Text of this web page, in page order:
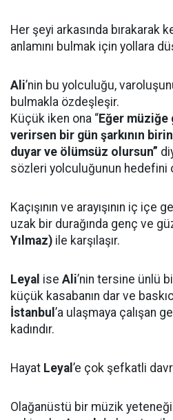
Her şeyi arkasında bırakarak
anlamını bulmak için yollara
Ali’nin bu yolculuğu,
bulmakla özdeşleşir.
Küçük iken ona “Eğer
verirsen bir gün şarkının
duyar ve ölümsüz olursun”
sözleri yolculuğunun hedefini
Kaçışının ve arayışının iç
uzak bir durağında genç ve
Yılmaz) ile karşılaşır.
Leyal ise Ali’nin tersine ünlü
küçük kasabanın dar ve
İstanbul ’a ulaşmaya çalışan
kadındır.
Hayat Leyal ’e çok şefkatli
Olağanüstü bir müzik